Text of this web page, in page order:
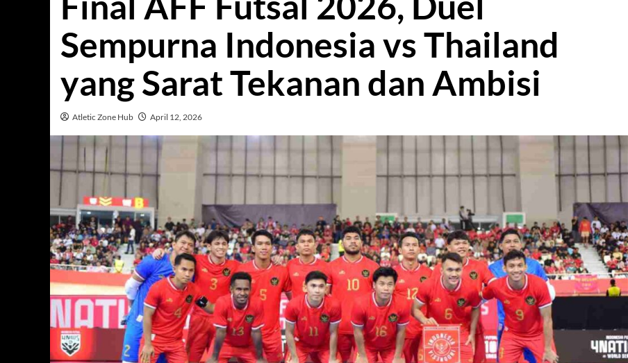
Sempurna Indonesia vs Thailand
yang Sarat Tekanan dan Ambisi
Atletic Zone Hub April 12, 2026